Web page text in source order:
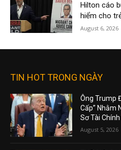
Hilton cáo
hiểm cho
August 6, 2026
TIN HOT TRONG NGÀY
Ông Trump
Cấp” Nhằm
Sơ Tài
August 5, 2026